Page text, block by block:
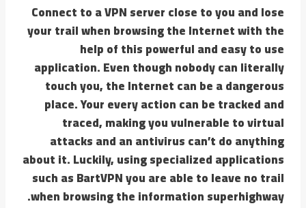
Connect to a VPN server close to you and lose
your trail when browsing the Internet with the
help of this powerful and easy to use
application. Even though nobody can literally
touch you, the Internet can be a dangerous
place. Your every action can be tracked and
traced, making you vulnerable to virtual
attacks and an antivirus can’t do anything
about it. Luckily, using specialized applications
such as BartVPN you are able to leave no trail
when browsing the information superhighway.